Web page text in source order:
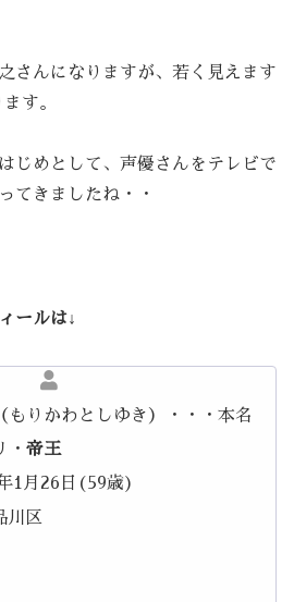
さんになりますが、若く見えます
す。
じめとして、声優さんをテレビで
てきましたね・・
ールは↓
もりかわとしゆき）・・・本名
・帝王
1月26日(59歳)
川区